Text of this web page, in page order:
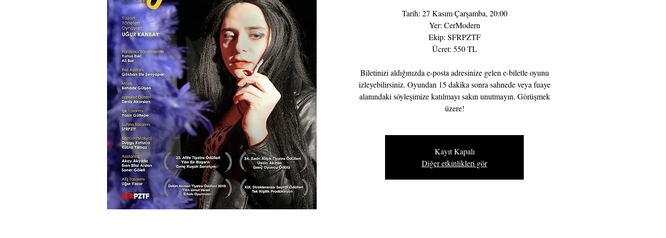
Tarih: 27 Kasım Çarşamba, 20:00
Yer: CerModern
Ekip: SFRPZTF
Ücret: 550 TL
Biletinizi aldığınızda e-posta adresinize gelen e-biletle oyunu
izleyebilirsiniz. Oyundan 15 dakika sonra sahnede veya fuaye
alanındaki söyleşimize katılmayı sakın unutmayın. Görüşmek
üzere!
Kayıt Kapalı
Diğer etkinlikleri gör